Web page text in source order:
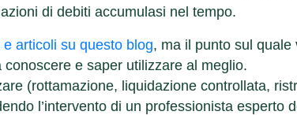
di debiti accumulasi nel tempo.
articoli su questo blog, ma il punto sul
e saper utilizzare al meglio.
(rottamazione, liquidazione controllata,
l’intervento di un professionista esperto